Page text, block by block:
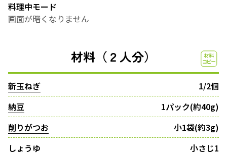
料理中モード
画面が暗くなりません
材料（２人分）
新玉ねぎ
1/2個
納豆
1パック(約40g)
削りがつお
小1袋(約3g)
しょうゆ
小さじ1